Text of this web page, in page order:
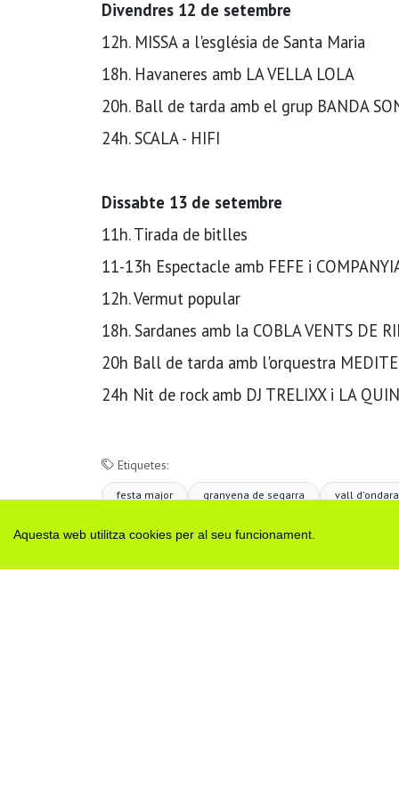
Aquesta web utilitza cookies per al seu funcionament.
Divendres 12 de setembre
12h. MISSA a l'església de Santa Maria
18h. Havaneres amb LA VELLA LOLA
20h. Ball de tarda amb el grup BANDA
24h. SCALA - HIFI
Dissabte 13 de setembre
11h. Tirada de bitlles
11-13h Espectacle amb FEFE i
12h. Vermut popular
18h. Sardanes amb la COBLA VENTS DE
20h Ball de tarda amb l'orquestra
24h Nit de rock amb DJ TRELIXX i LA
Etiquetes:
festa major granyena de segarra vall d'ondara